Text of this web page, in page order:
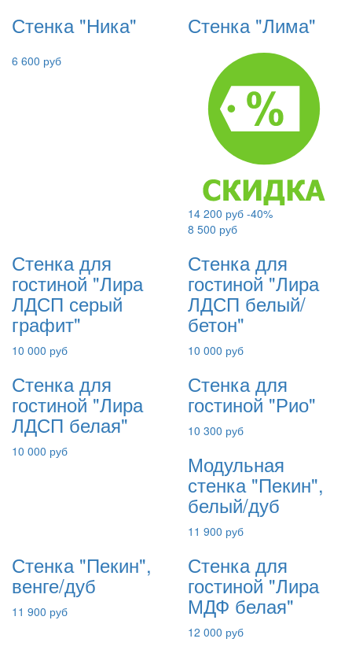
Стенка "Ника"
6 600 руб
Стенка "Лима"
14 200 руб -40%
8 500 руб
Стенка для
гостиной "Лира
ЛДСП серый
графит"
10 000 руб
Стенка для
гостиной "Лира
ЛДСП белый/
бетон"
10 000 руб
Стенка для
гостиной "Лира
ЛДСП белая"
10 000 руб
Стенка для
гостиной "Рио"
10 300 руб
Модульная
стенка "Пекин",
белый/дуб
11 900 руб
Стенка "Пекин",
венге/дуб
11 900 руб
Стенка для
гостиной "Лира
МДФ белая"
12 000 руб